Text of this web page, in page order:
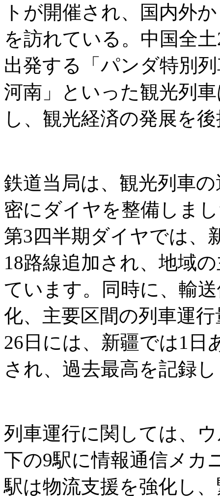
トが開催され、国内外
を訪れている。中国全
出発する「パンダ特別
河南」といった観光列
し、観光経済の発展を
鉄道当局は、観光列車
密にダイヤを整備しま
第3四半期ダイヤでは、
18路線追加され、地域
ています。同時に、輸
化、主要区間の列車運
26日には、新疆では1日
され、過去最高を記録
列車運行に関しては、
下の9駅に情報通信メカ
駅は物流支援を強化し